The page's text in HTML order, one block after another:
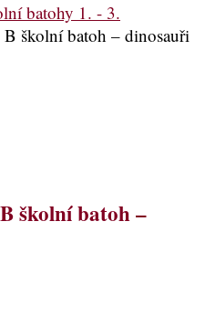
batohy 1. - 3.
školní batoh – dinosauři
školní batoh –